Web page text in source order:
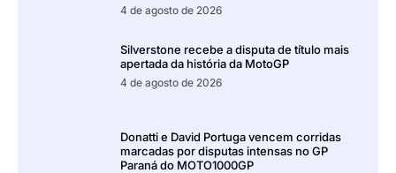
4 de agosto de 2026
Silverstone recebe a disputa de título mais
apertada da história da MotoGP
4 de agosto de 2026
Donatti e David Portuga vencem corridas
marcadas por disputas intensas no GP
Paraná do MOTO1000GP